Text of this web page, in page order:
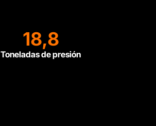
18,8
Toneladas de presión